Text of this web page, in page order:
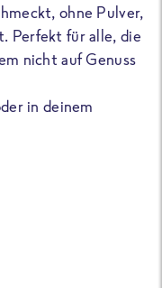
ohne Pulver,
Perfekt für alle, die
nicht auf Genuss
in deinem